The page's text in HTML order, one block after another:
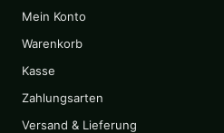
Mein Konto
Warenkorb
Kasse
Zahlungsarten
Versand & Lieferung